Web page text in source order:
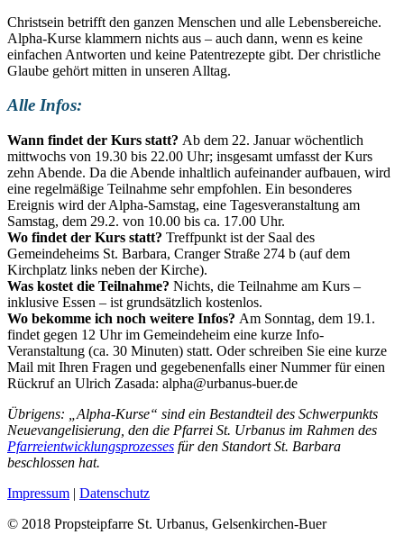
Christsein betrifft den ganzen Menschen und alle Lebensbereiche.
Alpha-Kurse klammern nichts aus – auch dann, wenn es keine
einfachen Antworten und keine Patentrezepte gibt. Der christliche
Glaube gehört mitten in unseren Alltag.
Alle Infos:
Wann findet der Kurs statt? Ab dem 22. Januar wöchentlich
mittwochs von 19.30 bis 22.00 Uhr; insgesamt umfasst der Kurs
zehn Abende. Da die Abende inhaltlich aufeinander aufbauen, wird
eine regelmäßige Teilnahme sehr empfohlen. Ein besonderes
Ereignis wird der Alpha-Samstag, eine Tagesveranstaltung am
Samstag, dem 29.2. von 10.00 bis ca. 17.00 Uhr.
Wo findet der Kurs statt? Treffpunkt ist der Saal des
Gemeindeheims St. Barbara, Cranger Straße 274 b (auf dem
Kirchplatz links neben der Kirche).
Was kostet die Teilnahme? Nichts, die Teilnahme am Kurs –
inklusive Essen – ist grundsätzlich kostenlos.
Wo bekomme ich noch weitere Infos? Am Sonntag, dem 19.1.
findet gegen 12 Uhr im Gemeindeheim eine kurze Info-
Veranstaltung (ca. 30 Minuten) statt. Oder schreiben Sie eine kurze
Mail mit Ihren Fragen und gegebenenfalls einer Nummer für einen
Rückruf an Ulrich Zasada: alpha@urbanus-buer.de
Übrigens: „Alpha-Kurse“ sind ein Bestandteil des Schwerpunkts
Neuevangelisierung, den die Pfarrei St. Urbanus im Rahmen des
Pfarreientwicklungsprozesses für den Standort St. Barbara
beschlossen hat.
Impressum | Datenschutz
© 2018 Propsteipfarre St. Urbanus, Gelsenkirchen-Buer